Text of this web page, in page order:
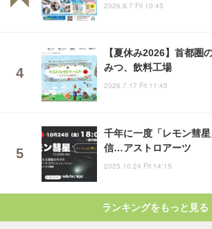
2026.8.7 Fri 10:45
【夏休み2026】首都圏
みつ、飲料工場
2026.7.17 Fri 11:45
千年に一度「レモン彗
信…アストロアーツ
2025.10.24 Fri 14:15
ランキングをもっと見る